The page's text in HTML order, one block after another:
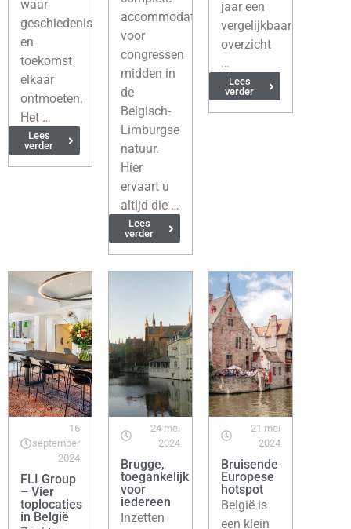
waar
geschiedenis
en
toekomst
elkaar
ontmoeten.
Het …
Lees
verder
accommodatie
voor
congressen
midden in
de
Belgisch-
Limburgse
natuur.
Hier
ervaart u
altijd die …
Lees
verder
jaar een
vergelijkbaar
overzicht
…
Lees
verder
16
september
2024
FLI Group
– Vier
toplocaties
in België
24 mei
2024
Brugge,
toegankelijk
voor
iedereen
Inzetten
21 mei
2024
Bruisende
Europese
hotspot
België is
een klein